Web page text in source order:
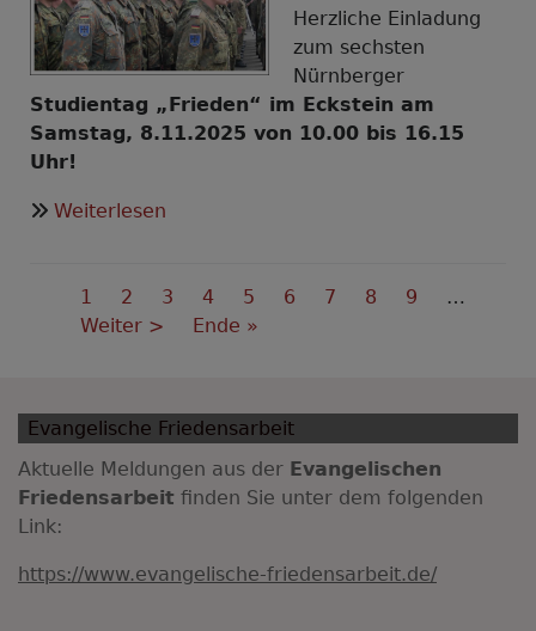
Herzliche Einladung
zum sechsten
Nürnberger
Studientag „Frieden“ im Eckstein am
Samstag, 8.11.2025 von 10.00 bis 16.15
Uhr!
Weiterlesen
dienen
Seitennummerierung
Aktuelle
Seite
1 Seite
2 Seite
3 Seite
4 Seite
5 Seite
6 Seite
7 Seite
8 Seite
9
…
Nächste
Weiter >
Last
Ende »
Evangelische Friedensarbeit
Aktuelle Meldungen aus der Evangelischen
Friedensarbeit finden Sie unter dem folgenden
Link:
https://www.evangelische-friedensarbeit.de/